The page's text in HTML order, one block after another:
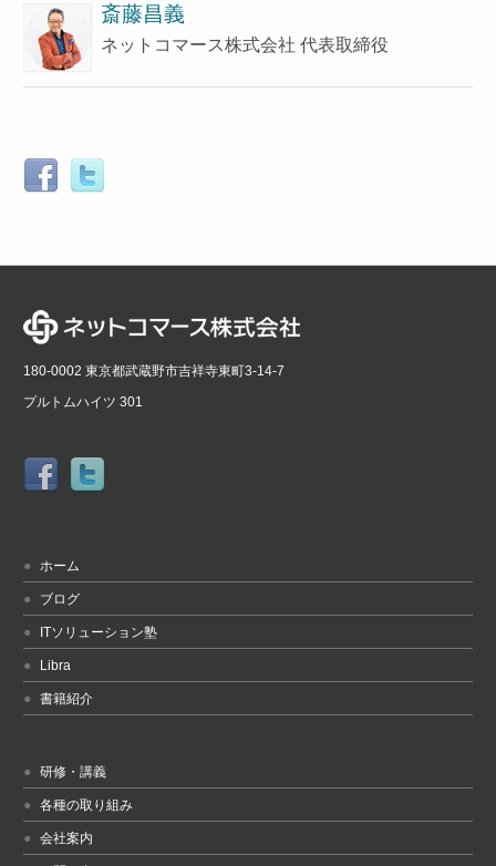
斎藤昌義
ネットコマース株式会社 代表取締役
180-0002 東京都武蔵野市吉祥寺東町3-14-7
プルトムハイツ 301
ホーム
ブログ
ITソリューション塾
Libra
書籍紹介
研修・講義
各種の取り組み
会社案内